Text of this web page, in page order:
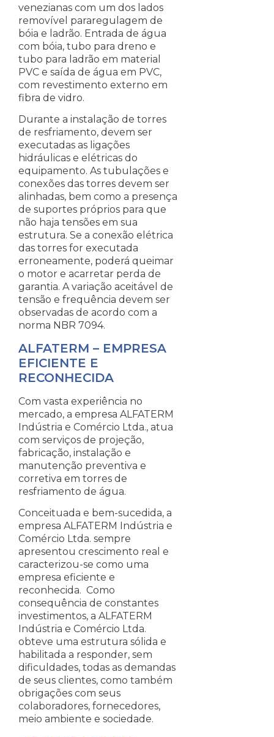
venezianas com um dos lados
removível pararegulagem de
bóia e ladrão. Entrada de água
com bóia, tubo para dreno e
tubo para ladrão em material
PVC e saída de água em PVC,
com revestimento externo em
fibra de vidro.
Durante a instalação de torres
de resfriamento, devem ser
executadas as ligações
hidráulicas e elétricas do
equipamento. As tubulações e
conexões das torres devem ser
alinhadas, bem como a presença
de suportes próprios para que
não haja tensões em sua
estrutura. Se a conexão elétrica
das torres for executada
erroneamente, poderá queimar
o motor e acarretar perda de
garantia. A variação aceitável de
tensão e frequência devem ser
observadas de acordo com a
norma NBR 7094.
ALFATERM – EMPRESA
EFICIENTE E
RECONHECIDA
Com vasta experiência no
mercado, a empresa ALFATERM
Indústria e Comércio Ltda., atua
com serviços de projeção,
fabricação, instalação e
manutenção preventiva e
corretiva em torres de
resfriamento de água.
Conceituada e bem-sucedida, a
empresa ALFATERM Indústria e
Comércio Ltda. sempre
apresentou crescimento real e
caracterizou-se como uma
empresa eficiente e
reconhecida. Como
consequência de constantes
investimentos, a ALFATERM
Indústria e Comércio Ltda.
obteve uma estrutura sólida e
habilitada a responder, sem
dificuldades, todas as demandas
de seus clientes, como também
obrigações com seus
colaboradores, fornecedores,
meio ambiente e sociedade.